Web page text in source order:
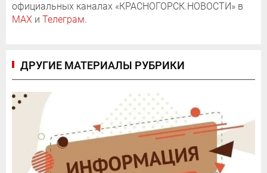
официальных каналах «КРАСНОГОРСК.НОВОСТИ» в
MAX и Телеграм.
ДРУГИЕ МАТЕРИАЛЫ РУБРИКИ